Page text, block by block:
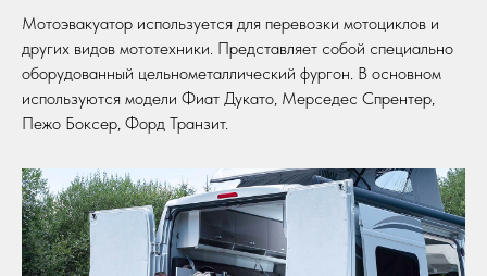
Мотоэвакуатор используется для перевозки мотоциклов и
других видов мототехники. Представляет собой специально
оборудованный цельнометаллический фургон. В основном
используются модели Фиат Дукато, Мерседес Спрентер,
Пежо Боксер, Форд Транзит.